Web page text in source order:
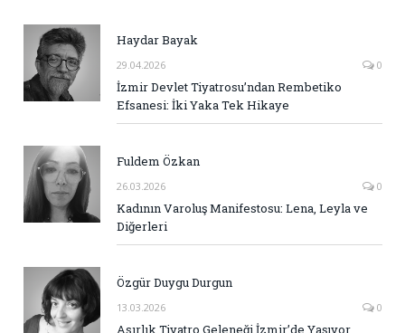
Haydar Bayak
29.04.2026 0
İzmir Devlet Tiyatrosu’ndan Rembetiko
Efsanesi: İki Yaka Tek Hikaye
Fuldem Özkan
26.03.2026 0
Kadının Varoluş Manifestosu: Lena, Leyla ve
Diğerleri
Özgür Duygu Durgun
13.03.2026 0
Asırlık Tiyatro Geleneği İzmir’de Yaşıyor